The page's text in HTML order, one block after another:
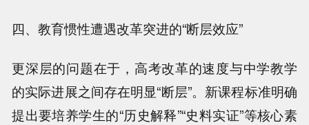
四、教育惯性遭遇改革突进的“断层效应”
更深层的问题在于，高考改革的速度与中学教学
的实际进展之间存在明显“断层”。新课程标准明确
提出要培养学生的“历史解释”“史料实证”等核心素